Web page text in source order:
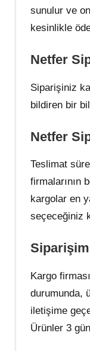
sunulur ve
kesinlikle
Netfer
Siparişiniz
bildiren bir
Netfer
Teslimat
firmalarının
kargolar en
seçeceğiniz
Kargo
durumunda,
iletişime
Ürünler 3